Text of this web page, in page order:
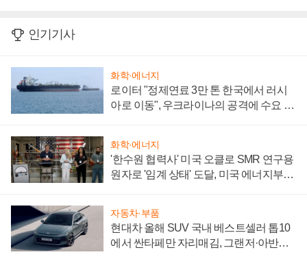
인기기사
화학·에너지
로이터 "정제연료 3만 톤 한국에서 러시
아로 이동", 우크라이나의 공격에 수요 늘
화학·에너지
'한수원 협력사' 미국 오클로 SMR 연구용
원자로 '임계 상태' 도달, 미국 에너지부
자동차·부품
현대차 올해 SUV 국내 베스트셀러 톱10
에서 싼타페만 자리매김, 그랜저·아반떼